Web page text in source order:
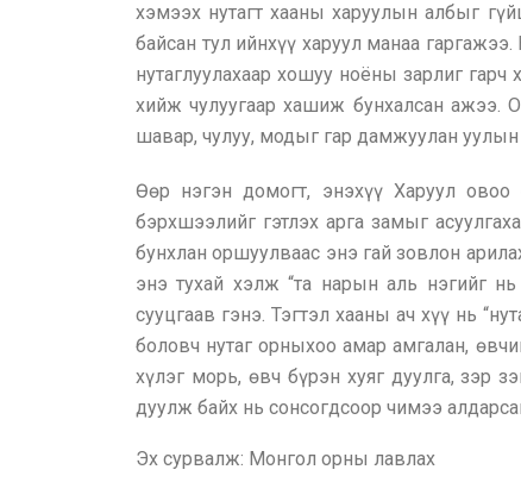
хэмээх нутагт хааны харуулын албыг
байсан тул ийнхүү харуул манаа
нутаглуулахаар хошуу ноёны зарлиг
хийж чулуугаар хашиж бунхалсан ажээ.
шавар, чулуу, модыг гар дамжуулан уулын
Өөр нэгэн домогт, энэхүү Харуул
бэрхшээлийг гэтлэх арга замыг
бунхлан оршуулваас энэ гай зовлон
энэ тухай хэлж “та нарын аль нэгийг
сууцгаав гэнэ. Тэгтэл хааны ач хүү нь
боловч нутаг орныхоо амар амгалан,
хүлэг морь, өвч бүрэн хуяг дуулга, зэр
дуулж байх нь сонсогдсоор чимээ
Эх сурвалж: Монгол орны лавлах